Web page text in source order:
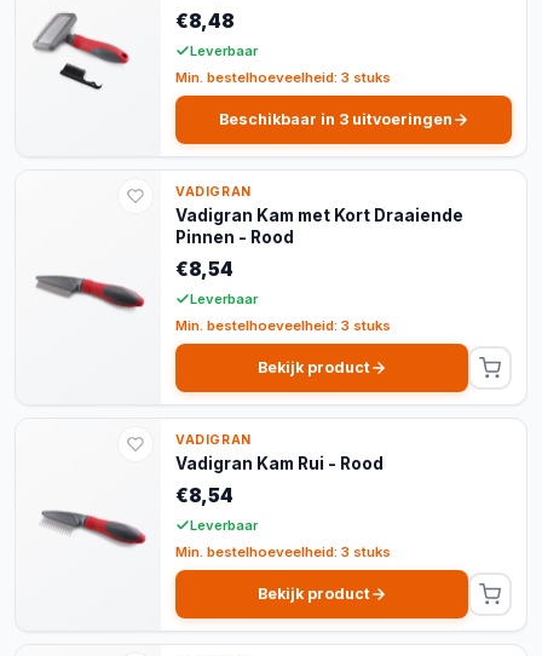
€8,48
Leverbaar
Min. bestelhoeveelheid: 3 stuks
Beschikbaar in 3 uitvoeringen
VADIGRAN
Vadigran Kam met Kort Draaiende
Pinnen - Rood
€8,54
Leverbaar
Min. bestelhoeveelheid: 3 stuks
Bekijk product
VADIGRAN
Vadigran Kam Rui - Rood
€8,54
Leverbaar
Min. bestelhoeveelheid: 3 stuks
Bekijk product